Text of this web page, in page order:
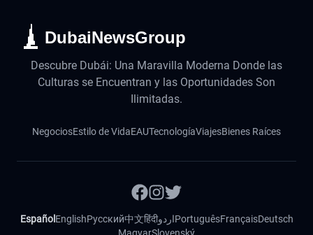
DubaiNewsGroup
Descubre Dubái: Una Maravilla Moderna Donde las
Culturas se Encuentran y las Oportunidades Son
Ilimitadas.
NegociosEstilo de VidaEAUTecnologíaViajesBienes Raíces
Español EnglishРусский中文हिंदीاردوPortuguêsFrançaisDeutsch